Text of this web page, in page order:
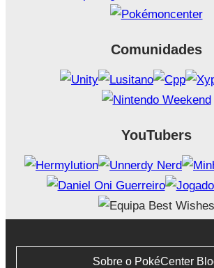
Comunidades
YouTubers
Sobre o PokéCenter